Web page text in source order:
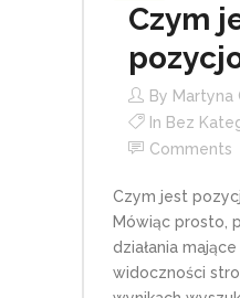
Czym
By Martyna
In Bez
Comments
Czym jest
Mówiąc prosto,
działania
widoczności